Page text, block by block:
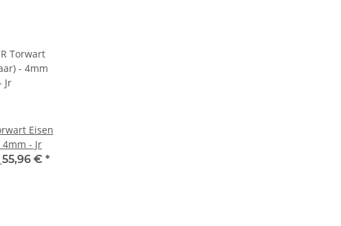
Eisen
4mm - Jr
55,96 € *